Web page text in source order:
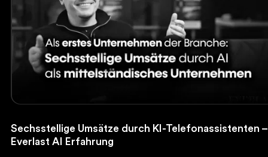
Sechsstellige Umsätze durch KI-Telefonassistenten –
Everlast AI Erfahrung